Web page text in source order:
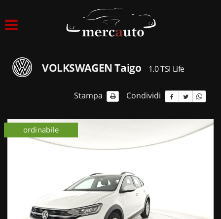
ACQUISTIAMO USATO
NOLEGGIO AUTO
NOLEGGIO BREVE TERMINE
CONTATTI
VOLKSWAGEN Taigo 1.0 TSI Life
Stampa Condividi
ordinabile